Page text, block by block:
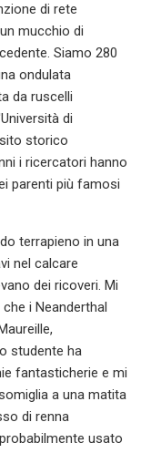
di rete
mucchio di
Siamo 280
ondulata
da ruscelli
di
storico
i ricercatori hanno
parenti più famosi
terrapieno in una
nel calcare
dei ricoveri. Mi
i Neanderthal
studente ha
fantasticherie e mi
a una matita
di renna
usato